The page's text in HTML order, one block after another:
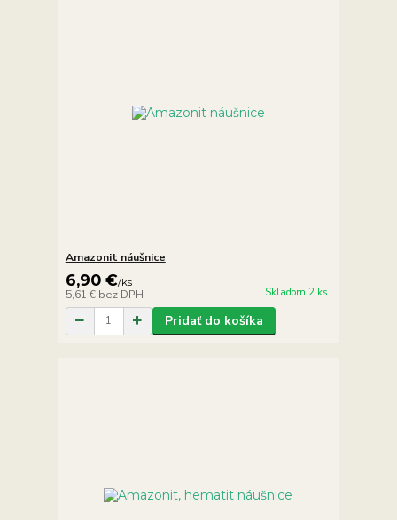
Amazonit náušnice
6,90 €/ks
5,61 € bez DPH Skladom 2 ks
Pridať do košíka